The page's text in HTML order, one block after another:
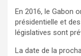
En 2016, le Gabon
présidentielle et
législatives sont
La date de la